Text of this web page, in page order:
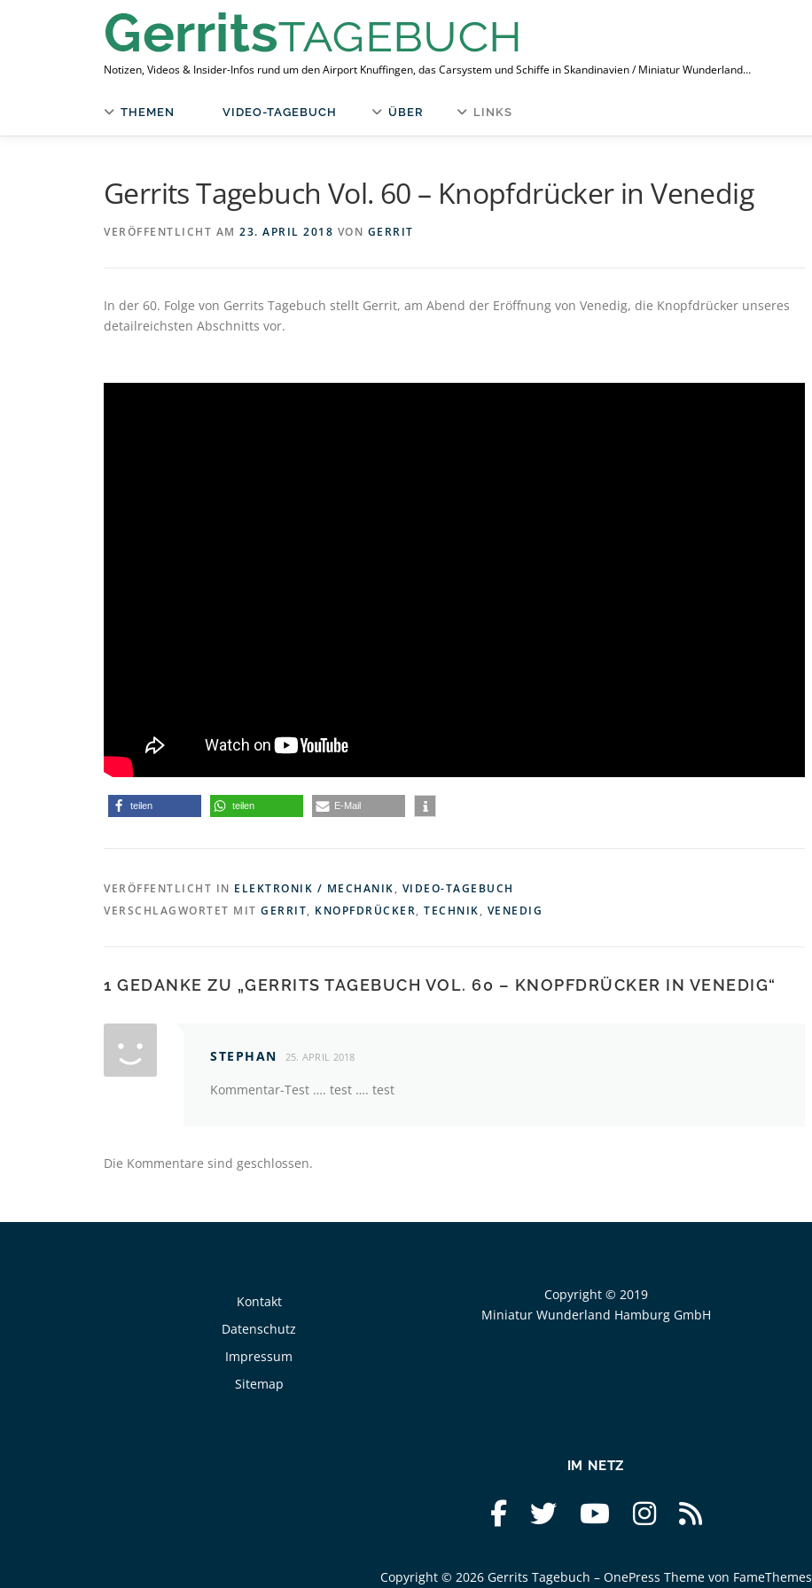
Notizen, Videos & Insider-Infos rund um den Airport Knuffingen, das Carsystem und Schiffe in Skandinavien / Miniatur Wunderland…
THEMEN VIDEO-TAGEBUCH ÜBER LINKS
Gerrits Tagebuch Vol. 60 – Knopfdrücker in Venedig
VERÖFFENTLICHT AM 23. APRIL 2018 VON GERRIT
In der 60. Folge von Gerrits Tagebuch stellt Gerrit, am Abend der Eröffnung von Venedig, die Knopfdrücker unseres
detailreichsten Abschnitts vor.
teilen teilen E-Mail
VERÖFFENTLICHT IN ELEKTRONIK / MECHANIK, VIDEO-TAGEBUCH
VERSCHLAGWORTET MIT GERRIT, KNOPFDRÜCKER, TECHNIK, VENEDIG
1 GEDANKE ZU „GERRITS TAGEBUCH VOL. 60 – KNOPFDRÜCKER IN VENEDIG“
STEPHAN 25. APRIL 2018
Kommentar-Test …. test …. test
Die Kommentare sind geschlossen.
Kontakt
Datenschutz
Impressum
Sitemap
Copyright © 2019
Miniatur Wunderland Hamburg GmbH
IM NETZ
Copyright © 2026 Gerrits Tagebuch – OnePress Theme von FameThemes